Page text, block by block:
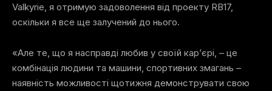
Valkyrie, я отримую задоволення від проекту RB17,
оскільки я все ще залучений до нього.
«Але те, що я насправді любив у своїй кар’єрі, – це
комбінація людини та машини, спортивних змагань –
наявність можливості щотижня демонструвати свою